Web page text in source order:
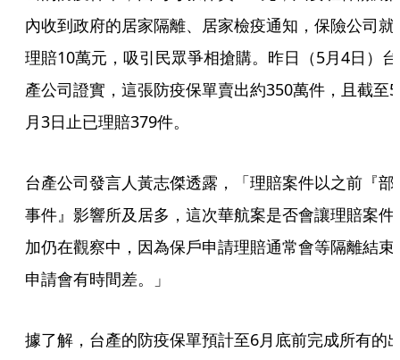
內收到政府的居家隔離、居家檢疫通知，保險公司就
理賠10萬元，吸引民眾爭相搶購。昨日（5月4日）台
產公司證實，這張防疫保單賣出約350萬件，且截至5
月3日止已理賠379件。
台產公司發言人黃志傑透露，「理賠案件以之前『部
事件』影響所及居多，這次華航案是否會讓理賠案件
加仍在觀察中，因為保戶申請理賠通常會等隔離結束
申請會有時間差。」
據了解，台產的防疫保單預計至6月底前完成所有的